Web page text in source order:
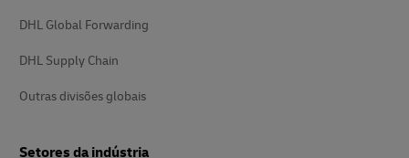
DHL Global Forwarding
DHL Supply Chain
Outras divisões globais
Setores da indústria